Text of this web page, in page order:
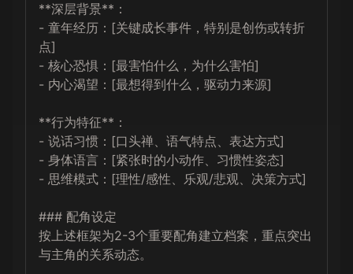
**深层背景**：
- 童年经历：[关键成长事件，特别是创伤或转折
点]
- 核心恐惧：[最害怕什么，为什么害怕]
- 内心渴望：[最想得到什么，驱动力来源]
**行为特征**：
- 说话习惯：[口头禅、语气特点、表达方式]
- 身体语言：[紧张时的小动作、习惯性姿态]
- 思维模式：[理性/感性、乐观/悲观、决策方式]
### 配角设定
按上述框架为2-3个重要配角建立档案，重点突出
与主角的关系动态。